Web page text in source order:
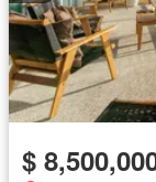
$